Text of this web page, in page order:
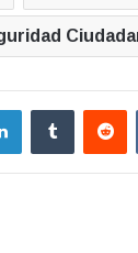
LinkedInTumblr